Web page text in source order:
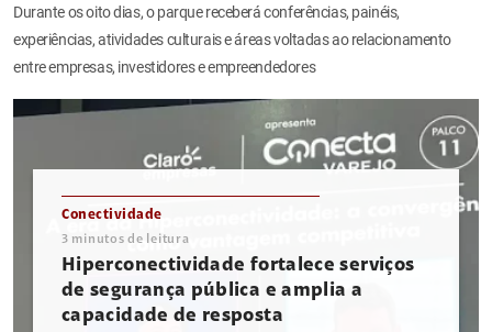
Durante os oito dias, o parque receberá conferências, painéis,
experiências, atividades culturais e áreas voltadas ao relacionamento
entre empresas, investidores e empreendedores
Conectividade
3 minutos de leitura
Hiperconectividade fortalece serviços
de segurança pública e amplia a
capacidade de resposta